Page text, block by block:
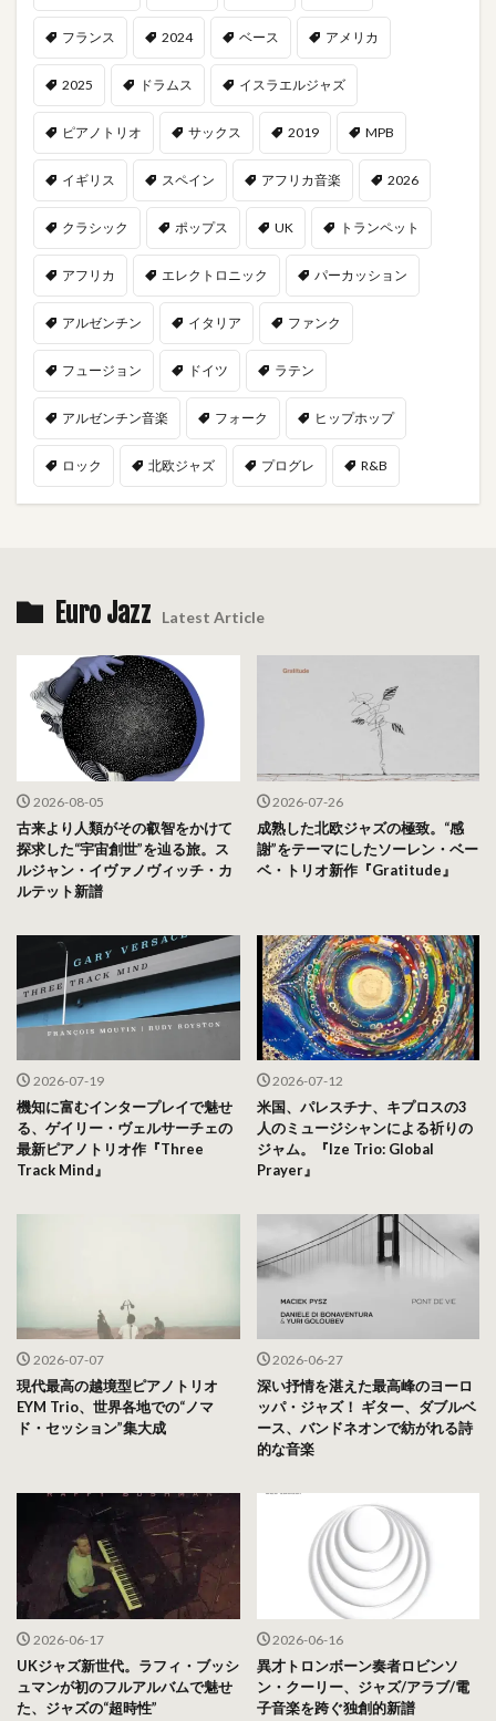
フランス 2024 ベース アメリカ
2025 ドラムス イスラエルジャズ
ピアノトリオ サックス 2019 MPB
イギリス スペイン アフリカ音楽 2026
クラシック ポップス UK トランペット
アフリカ エレクトロニック パーカッション
アルゼンチン イタリア ファンク
フュージョン ドイツ ラテン
アルゼンチン音楽 フォーク ヒップホップ
ロック 北欧ジャズ プログレ R&B
Euro Jazz Latest Article
2026-08-05
古来より人類がその叡智をかけて
探求した“宇宙創世”を辿る旅。ス
ルジャン・イヴァノヴィッチ・カ
ルテット新譜
2026-07-26
成熟した北欧ジャズの極致。“感
謝”をテーマにしたソーレン・ベー
ベ・トリオ新作『Gratitude』
2026-07-19
機知に富むインタープレイで魅せ
る、ゲイリー・ヴェルサーチェの
最新ピアノトリオ作『Three
Track Mind』
2026-07-12
米国、パレスチナ、キプロスの3
人のミュージシャンによる祈りの
ジャム。『Ize Trio: Global
Prayer』
2026-07-07
現代最高の越境型ピアノトリオ
EYM Trio、世界各地での“ノマ
ド・セッション”集大成
2026-06-27
深い抒情を湛えた最高峰のヨーロ
ッパ・ジャズ！ ギター、ダブルベ
ース、バンドネオンで紡がれる詩
的な音楽
2026-06-17
UKジャズ新世代。ラフィ・ブッシ
ュマンが初のフルアルバムで魅せ
た、ジャズの“超時性”
2026-06-16
異才トロンボーン奏者ロビンソ
ン・クーリー、ジャズ/アラブ/電
子音楽を跨ぐ独創的新譜